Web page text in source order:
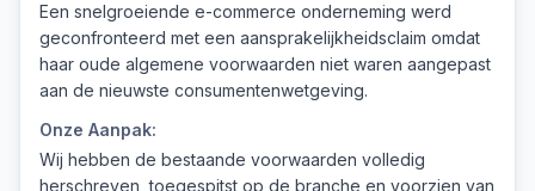
Een snelgroeiende e-commerce onderneming werd
geconfronteerd met een aansprakelijkheidsclaim omdat
haar oude algemene voorwaarden niet waren aangepast
aan de nieuwste consumentenwetgeving.
Onze Aanpak:
Wij hebben de bestaande voorwaarden volledig
herschreven, toegespitst op de branche en voorzien van